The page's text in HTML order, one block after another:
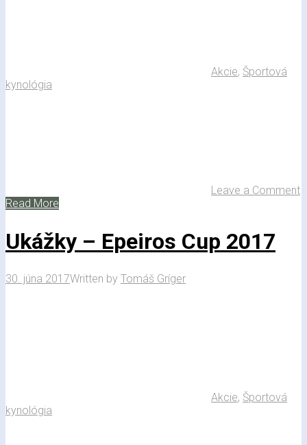
Akcie, Športová
kynológia
Leave a Comment
Read More
Ukážky – Epeiros Cup 2017
30. júna 2017Written by Tomáš Gríger
Akcie, Športová
kynológia